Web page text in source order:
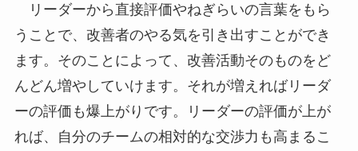
リーダーから直接評価やねぎらいの言葉をもら
うことで、改善者のやる気を引き出すことができ
ます。そのことによって、改善活動そのものをど
んどん増やしていけます。それが増えればリーダ
ーの評価も爆上がりです。リーダーの評価が上が
れば、自分のチームの相対的な交渉力も高まるこ